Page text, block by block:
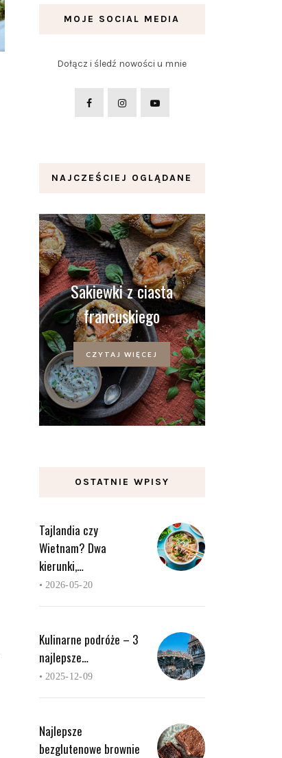
MOJE SOCIAL MEDIA
Dołącz i śledź nowości u mnie
NAJCZEŚCIEJ OGLĄDANE
Sakiewki z ciasta
francuskiego
CZYTAJ WIĘCEJ
OSTATNIE WPISY
Tajlandia czy
Wietnam? Dwa
kierunki,…
• 2026-05-20
Kulinarne podróże – 3
najlepsze…
• 2025-12-09
Najlepsze
bezglutenowe brownie